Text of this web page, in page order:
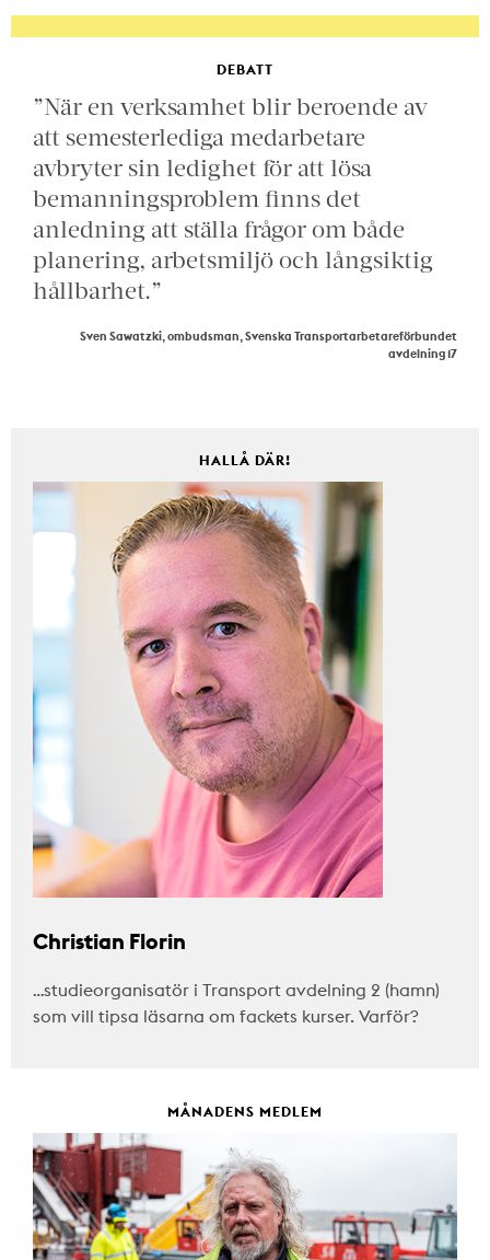
DEBATT
”När en verksamhet blir beroende av
att semesterlediga medarbetare
avbryter sin ledighet för att lösa
bemanningsproblem finns det
anledning att ställa frågor om både
planering, arbetsmiljö och långsiktig
hållbarhet.”
Sven Sawatzki, ombudsman, Svenska Transportarbetareförbundet
avdelning 17
HALLÅ DÄR!
Christian Florin
…studieorganisatör i Transport avdelning 2 (hamn)
som vill tipsa läsarna om fackets kurser. Varför?
MÅNADENS MEDLEM